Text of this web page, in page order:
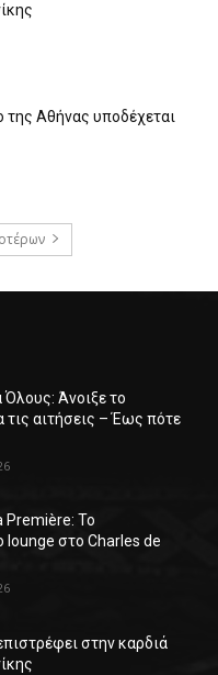
της Αθήνας υποδέχεται
Όλους: Άνοιξε το
τις αιτήσεις – Έως πότε
Première: Το
lounge στο Charles de
στην καρδιά